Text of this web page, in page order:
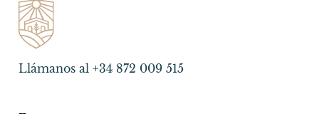
Llámanos al +34 872 009 515